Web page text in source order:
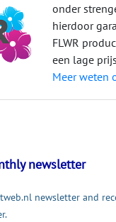
onder
hierdoor
FLWR
een lage
Meer weten
newsletter
newsletter and